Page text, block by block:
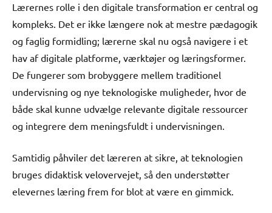
Lærernes rolle i den digitale transformation er central og
kompleks. Det er ikke længere nok at mestre pædagogik
og faglig formidling; lærerne skal nu også navigere i et
hav af digitale platforme, værktøjer og læringsformer.
De fungerer som brobyggere mellem traditionel
undervisning og nye teknologiske muligheder, hvor de
både skal kunne udvælge relevante digitale ressourcer
og integrere dem meningsfuldt i undervisningen.
Samtidig påhviler det læreren at sikre, at teknologien
bruges didaktisk velovervejet, så den understøtter
elevernes læring frem for blot at være en gimmick.